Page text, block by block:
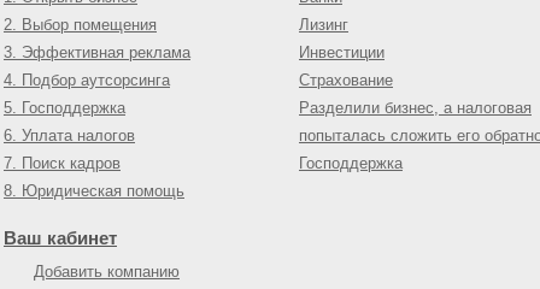
2. Выбор помещения
3. Эффективная реклама
4. Подбор аутсорсинга
5. Господдержка
6. Уплата налогов
7. Поиск кадров
8. Юридическая помощь
Лизинг
Инвестиции
Страхование
Разделили бизнес, а налоговая
попыталась сложить его
Господдержка
Ваш кабинет
Добавить компанию